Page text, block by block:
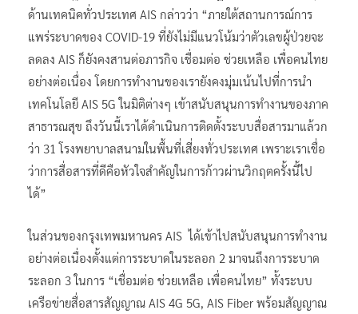
ด้านเทคนิคทั่วประเทศ AIS กล่าวว่า “ภายใต้สถานการณ์การ
แพร่ระบาดของ COVID-19 ที่ยังไม่มีแนวโน้มว่าตัวเลขผู้ป่วยจะ
ลดลง AIS ก็ยังคงสานต่อภารกิจ เชื่อมต่อ ช่วยเหลือ เพื่อคนไทย
อย่างต่อเนื่อง โดยการทำงานของเรายังคงมุ่มเน้นไปที่การนำ
เทคโนโลยี AIS 5G ในมิติต่างๆ เข้าสนับสนุนการทำงานของภาค
สาธารณสุข ถึงวันนี้เราได้ดำเนินการติดตั้งระบบสื่อสารมาแล้วก
ว่า 31 โรงพยาบาลสนามในพื้นที่เสี่ยงทั่วประเทศ เพราะเราเชื่อ
ว่าการสื่อสารที่ดีคือหัวใจสำคัญในการก้าวผ่านวิกฤตครั้งนี้ไป
ได้”
ในส่วนของกรุงเทพมหานคร AIS ได้เข้าไปสนับสนุนการทำงาน
อย่างต่อเนื่องตั้งแต่การระบาดในระลอก 2 มาจนถึงการระบาด
ระลอก 3 ในการ “เชื่อมต่อ ช่วยเหลือ เพื่อคนไทย” ทั้งระบบ
เครือข่ายสื่อสารสัญญาณ AIS 4G 5G, AIS Fiber พร้อมสัญญาณ